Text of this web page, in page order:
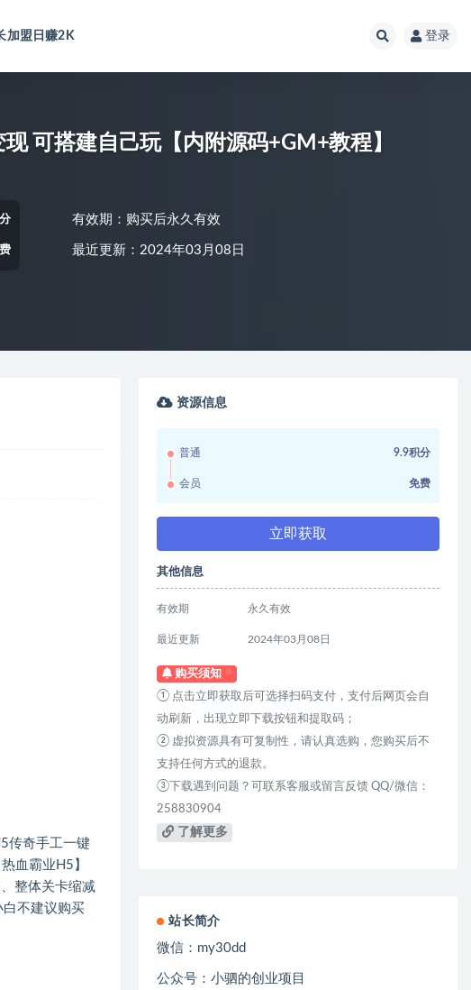
加盟 日赚2K 登录
可搭建自己玩【内附源码+GM+教程】
有效期：购买后永久有效
最近更新：2024年03月08日
传奇手工一键
血霸业H5】
整体关卡缩减
不建议购买
资源信息
普通 9.9积分
会员 免费
立即获取
其他信息
有效期 永久有效
最近更新 2024年03月08日
购买须知
① 点击立即获取后可选择扫码支付，支付后网页会自
动刷新，出现立即下载按钮和提取码；
② 虚拟资源具有可复制性，请认真选购，您购买后不
支持任何方式的退款。
③下载遇到问题？可联系客服或留言反馈 QQ/微信：
258830904
了解更多
站长简介
微信： my30dd
公众号：小驷的创业项目